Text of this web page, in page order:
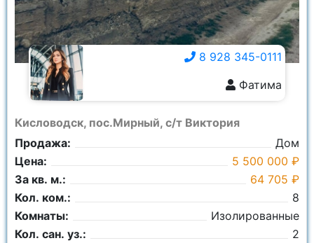
Кисловодск, пос.Мирный, с/т Виктория
Продажа:
Дом
Цена:
5 500 000 ₽
За кв. м.:
64 705 ₽
Кол. ком.:
8
Комнаты:
Изолированные
Кол. сан. уз.:
2
8 928 345-0111
Фатима